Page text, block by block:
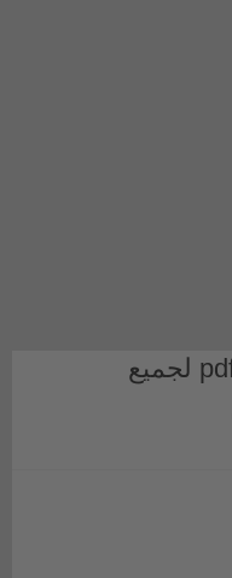
تقرير نتائج الأسدس الأول pdf لجميع